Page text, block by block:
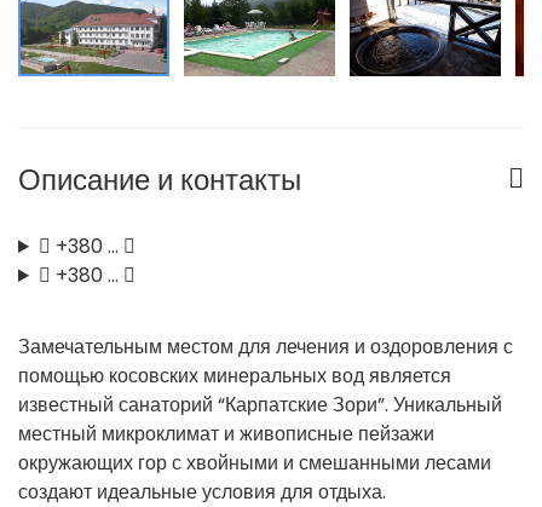
Описание и контакты
+380 …
+380 …
Замечательным местом для лечения и оздоровления с
помощью косовских минеральных вод является
известный санаторий “Карпатские Зори”. Уникальный
местный микроклимат и живописные пейзажи
окружающих гор с хвойными и смешанными лесами
создают идеальные условия для отдыха.